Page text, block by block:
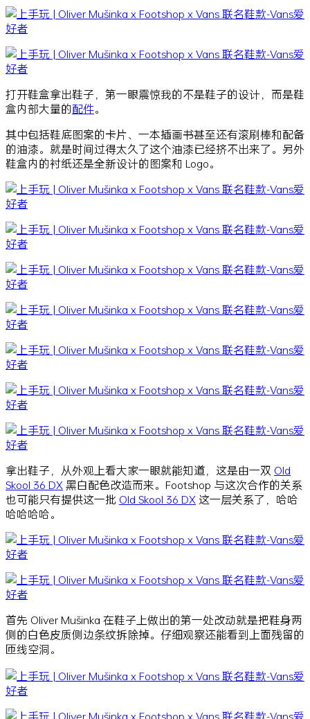
打开鞋盒拿出鞋子，第一眼震惊我的不是鞋子的设计，而是鞋
盒内部大量的配件。
其中包括鞋底图案的卡片、一本插画书甚至还有滚刷棒和配备
的油漆。就是时间过得太久了这个油漆已经挤不出来了。另外
鞋盒内的衬纸还是全新设计的图案和 Logo。
拿出鞋子，从外观上看大家一眼就能知道，这是由一双 Old
Skool 36 DX 黑白配色改造而来。Footshop 与这次合作的关系
也可能只有提供这一批 Old Skool 36 DX 这一层关系了，哈哈
哈哈哈哈。
首先 Oliver Mušinka 在鞋子上做出的第一处改动就是把鞋身两
侧的白色皮质侧边条纹拆除掉。仔细观察还能看到上面残留的
匝线空洞。